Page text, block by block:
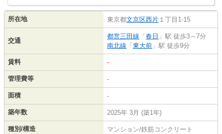
所在地 東京都文京区西片 １丁目1-15
交通
都営三田線 「 春日 」駅 徒歩3～7分
南北線 「 東大前 」駅 徒歩9分
賃料 -
管理費等 -
面積 -
築年数 2025年 3月 (築1年)
種別/構造 マンション/鉄筋コンクリート